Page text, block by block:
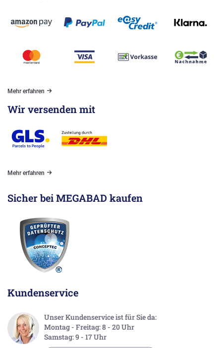
Mehr erfahren
Wir versenden mit
Mehr erfahren
Sicher bei MEGABAD kaufen
Kundenservice
Unser Kundenservice ist für Sie da:
Montag - Freitag: 8 - 20 Uhr
Samstag: 9 - 17 Uhr